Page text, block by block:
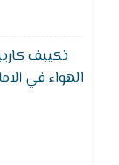
تكييف
الهواء في
الجمالى